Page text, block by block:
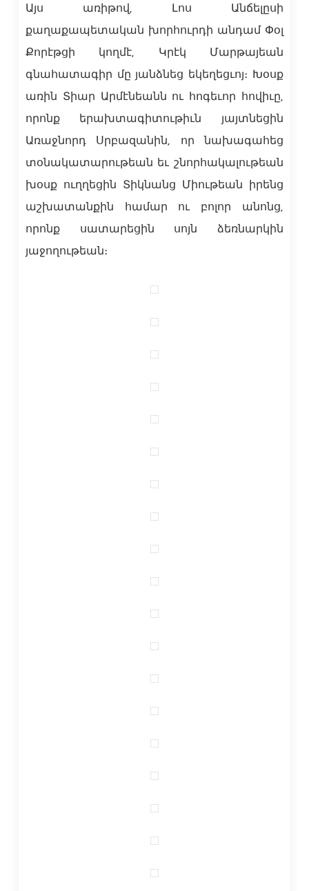
Այս առիթով, Լոս Անճելըսի
քաղաքապետական խորհուրդի անդամ Փօլ
Քորէթցի կողմէ, Կրէկ Մարթայեան
գնահատագիր մը յանձնեց եկեղեցւոյ։ Խօսք
առին Տիար Արմէնեանն ու հոգեւոր հովիւը,
որոնք երախտագիտութիւն յայտնեցին
Առաջնորդ Սրբազանին, որ նախագահեց
տօնակատարութեան եւ շնորհակալութեան
խօսք ուղղեցին Տիկնանց Միութեան իրենց
աշխատանքին համար ու բոլոր անոնց,
որոնք սատարեցին սոյն ձեռնարկին
յաջողութեան։